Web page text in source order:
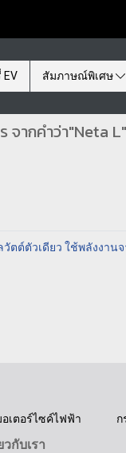
EV สัมภาษณ์พิเศษ
จากคำว่า"Neta L"
ต์ตัวเดียว ใช้พลังงานจ
เตอร์ไซค์ไฟฟ้า
วกับเรา